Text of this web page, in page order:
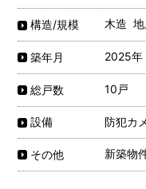
構造/規模 木造 地
築年月 2025年
総戸数 10戸
設備 防犯カ
その他 新築物